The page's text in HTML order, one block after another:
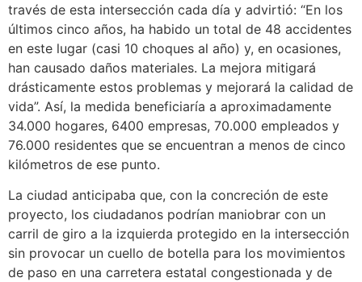
través de esta intersección cada día y advirtió: “En los
últimos cinco años, ha habido un total de 48 accidentes
en este lugar (casi 10 choques al año) y, en ocasiones,
han causado daños materiales. La mejora mitigará
drásticamente estos problemas y mejorará la calidad de
vida”. Así, la medida beneficiaría a aproximadamente
34.000 hogares, 6400 empresas, 70.000 empleados y
76.000 residentes que se encuentran a menos de cinco
kilómetros de ese punto.
La ciudad anticipaba que, con la concreción de este
proyecto, los ciudadanos podrían maniobrar con un
carril de giro a la izquierda protegido en la intersección
sin provocar un cuello de botella para los movimientos
de paso en una carretera estatal congestionada y de